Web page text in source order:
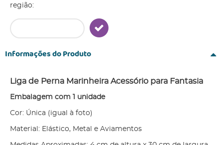
região:
Informações do Produto
Liga de Perna Marinheira Acessório para Fantasia
Embalagem com 1 unidade
Cor: Única (igual à foto)
Material: Elástico, Metal e Aviamentos